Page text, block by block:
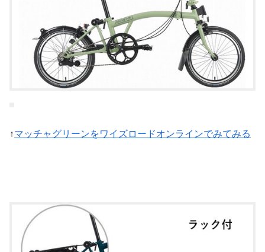
↑マッチャグリーンをワイズロードオンラインでみてみる